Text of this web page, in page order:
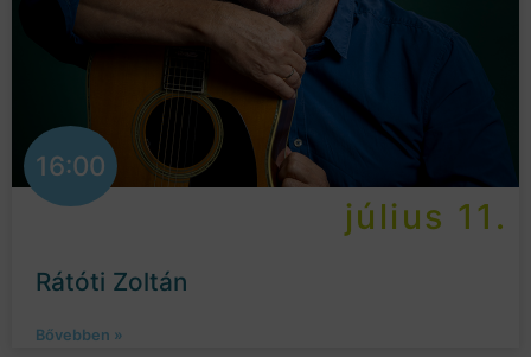
16:00
július 11.
Rátóti Zoltán
Bővebben »